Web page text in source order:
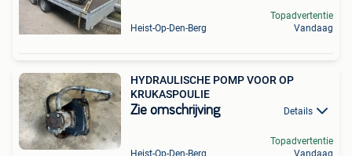
Heist-Op-Den-Berg
Topadvertentie
Vandaag
HYDRAULISCHE POMP VOOR OP
KRUKASPOULIE
Zie omschrijving Details
Topadvertentie